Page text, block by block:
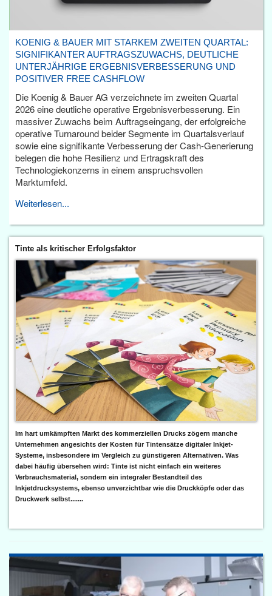
KOENIG & BAUER MIT STARKEM ZWEITEN QUARTAL:
SIGNIFIKANTER AUFTRAGSZUWACHS, DEUTLICHE
UNTERJÄHRIGE ERGEBNISVERBESSERUNG UND
POSITIVER FREE CASHFLOW
Die Koenig & Bauer AG verzeichnete im zweiten Quartal
2026 eine deutliche operative Ergebnisverbesserung. Ein
massiver Zuwachs beim Auftragseingang, der erfolgreiche
operative Turnaround beider Segmente im Quartalsverlauf
sowie eine signifikante Verbesserung der Cash-Generierung
belegen die hohe Resilienz und Ertragskraft des
Technologiekonzerns in einem anspruchsvollen
Marktumfeld.
Weiterlesen...
Tinte als kritischer Erfolgsfaktor
Im hart umkämpften Markt des kommerziellen Drucks zögern manche
Unternehmen angesichts der Kosten für Tintensätze digitaler Inkjet-
Systeme, insbesondere im Vergleich zu günstigeren Alternativen. Was
dabei häufig übersehen wird: Tinte ist nicht einfach ein weiteres
Verbrauchsmaterial, sondern ein integraler Bestandteil des
Inkjetdrucksystems, ebenso unverzichtbar wie die Druckköpfe oder das
Druckwerk selbst.......